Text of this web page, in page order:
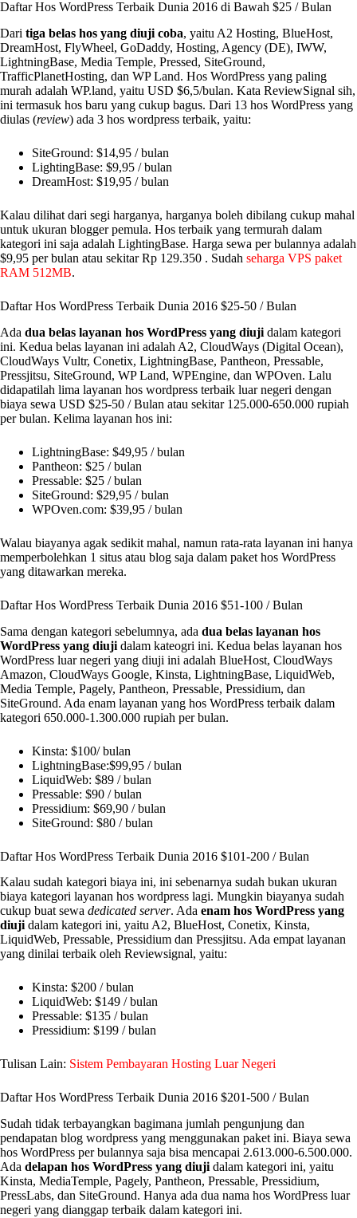
Daftar Hos WordPress Terbaik Dunia 2016 di Bawah $25 / Bulan
Dari tiga belas hos yang diuji coba, yaitu A2 Hosting, BlueHost,
DreamHost, FlyWheel, GoDaddy, Hosting, Agency (DE), IWW,
LightningBase, Media Temple, Pressed, SiteGround,
TrafficPlanetHosting, dan WP Land. Hos WordPress yang paling
murah adalah WP.land, yaitu USD $6,5/bulan. Kata ReviewSignal sih,
ini termasuk hos baru yang cukup bagus. Dari 13 hos WordPress yang
diulas (review) ada 3 hos wordpress terbaik, yaitu:
SiteGround: $14,95 / bulan
LightingBase: $9,95 / bulan
DreamHost: $19,95 / bulan
Kalau dilihat dari segi harganya, harganya boleh dibilang cukup mahal
untuk ukuran blogger pemula. Hos terbaik yang termurah dalam
kategori ini saja adalah LightingBase. Harga sewa per bulannya adalah
$9,95 per bulan atau sekitar Rp 129.350 . Sudah seharga VPS paket
RAM 512MB.
Daftar Hos WordPress Terbaik Dunia 2016 $25-50 / Bulan
Ada dua belas layanan hos WordPress yang diuji dalam kategori
ini. Kedua belas layanan ini adalah A2, CloudWays (Digital Ocean),
CloudWays Vultr, Conetix, LightningBase, Pantheon, Pressable,
Pressjitsu, SiteGround, WP Land, WPEngine, dan WPOven. Lalu
didapatilah lima layanan hos wordpress terbaik luar negeri dengan
biaya sewa USD $25-50 / Bulan atau sekitar 125.000-650.000 rupiah
per bulan. Kelima layanan hos ini:
LightningBase: $49,95 / bulan
Pantheon: $25 / bulan
Pressable: $25 / bulan
SiteGround: $29,95 / bulan
WPOven.com: $39,95 / bulan
Walau biayanya agak sedikit mahal, namun rata-rata layanan ini hanya
memperbolehkan 1 situs atau blog saja dalam paket hos WordPress
yang ditawarkan mereka.
Daftar Hos WordPress Terbaik Dunia 2016 $51-100 / Bulan
Sama dengan kategori sebelumnya, ada dua belas layanan hos
WordPress yang diuji dalam kateogri ini. Kedua belas layanan hos
WordPress luar negeri yang diuji ini adalah BlueHost, CloudWays
Amazon, CloudWays Google, Kinsta, LightningBase, LiquidWeb,
Media Temple, Pagely, Pantheon, Pressable, Pressidium, dan
SiteGround. Ada enam layanan yang hos WordPress terbaik dalam
kategori 650.000-1.300.000 rupiah per bulan.
Kinsta: $100/ bulan
LightningBase:$99,95 / bulan
LiquidWeb: $89 / bulan
Pressable: $90 / bulan
Pressidium: $69,90 / bulan
SiteGround: $80 / bulan
Daftar Hos WordPress Terbaik Dunia 2016 $101-200 / Bulan
Kalau sudah kategori biaya ini, ini sebenarnya sudah bukan ukuran
biaya kategori layanan hos wordpress lagi. Mungkin biayanya sudah
cukup buat sewa dedicated server. Ada enam hos WordPress yang
diujidalam kategori ini, yaitu A2, BlueHost, Conetix, Kinsta,
LiquidWeb, Pressable, Pressidium dan Pressjitsu. Ada empat layanan
yang dinilai terbaik oleh Reviewsignal, yaitu:
Kinsta: $200 / bulan
LiquidWeb: $149 / bulan
Pressable: $135 / bulan
Pressidium: $199 / bulan
Tulisan Lain: Sistem Pembayaran Hosting Luar Negeri
Daftar Hos WordPress Terbaik Dunia 2016 $201-500 / Bulan
Sudah tidak terbayangkan bagimana jumlah pengunjung dan
pendapatan blog wordpress yang menggunakan paket ini. Biaya sewa
hos WordPress per bulannya saja bisa mencapai 2.613.000-6.500.000.
Ada delapan hos WordPress yang diuji dalam kategori ini, yaitu
Kinsta, MediaTemple, Pagely, Pantheon, Pressable, Pressidium,
PressLabs, dan SiteGround. Hanya ada dua nama hos WordPress luar
negeri yang dianggap terbaik dalam kategori ini.